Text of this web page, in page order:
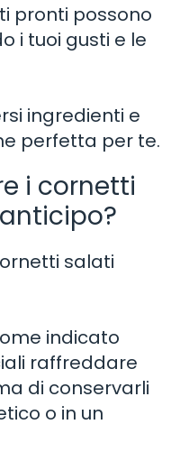
pronti possono
i tuoi gusti e le
ingredienti e
perfetta per te.
i cornetti
salati
indicato
raffreddare
di conservarli
o in un